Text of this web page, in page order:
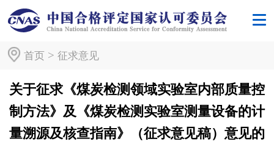
首页> 征求意见
关于征求《煤炭检测领域实验室内部质量控
制方法》及《煤炭检测实验室测量设备的计
量溯源及核查指南》（征求意见稿）意见的